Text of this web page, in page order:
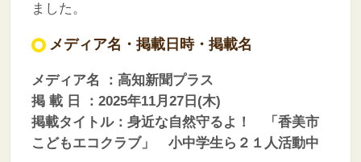
ました。
メディア名・掲載日時・掲載名
メディア名 ：高知新聞プラス
掲 載 日 ：2025年11月27日(木)
掲載タイトル：身近な自然守るよ！ 「香美市
こどもエコクラブ」 小中学生ら２１人活動中